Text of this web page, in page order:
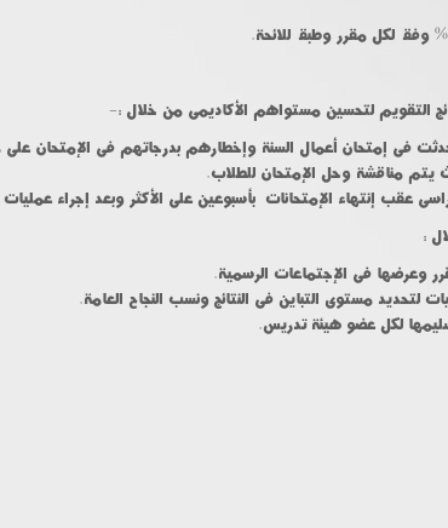
التقويم لتحسين مستواهم الأكاديمى من خلال :-
حدثت فى إمتحان أعمال السنة وإخطارهم بدرجاتهم فى الإمتحان
يتم مناقشة وحل الإمتحان للطلاب.
عقب إنتهاء الإمتحانات بأسبوعين على الأكثر وبعد إجراء
:
وعرضها فى الإجتماعات الرسمية.
مستوى التباين فى النتائج ونسب النجاح العامة.
لكل عضو هيئة تدريس.